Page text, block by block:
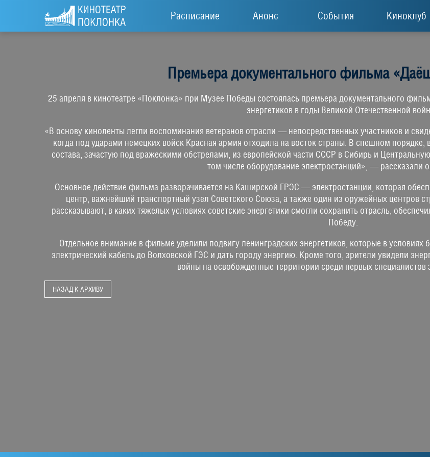
Расписание Анонс События Киноклуб
Премьера документального фильма
25 апреля в кинотеатре «Поклонка» при Музее Победы состоялась премьера документального
энергетиков в годы Великой Отечественной
«В основу киноленты легли воспоминания ветеранов отрасли — непосредственных участников и
когда под ударами немецких войск Красная армия отходила на восток страны. В спешном порядке,
состава, зачастую под вражескими обстрелами, из европейской части СССР в Сибирь и
том числе оборудование электростанций», — рассказали
Основное действие фильма разворачивается на Каширской ГРЭС — электростанции, которая
центр, важнейший транспортный узел Советского Союза, а также один из оружейных центров
рассказывают, в каких тяжелых условиях советские энергетики смогли сохранить отрасль,
Победу.
Отдельное внимание в фильме уделили подвигу ленинградских энергетиков, которые в
электрический кабель до Волховской ГЭС и дать городу энергию. Кроме того, зрители увидели
войны на освобожденные территории среди первых специалистов
НАЗАД К АРХИВУ